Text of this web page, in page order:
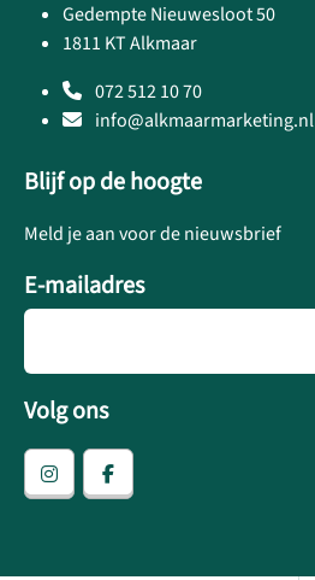
Gedempte Nieuwesloot 50
1811 KT Alkmaar
072 512 10 70
info@alkmaarmarketing.nl
Blijf op de hoogte
Meld je aan voor de nieuwsbrief
E-mailadres
Volg ons